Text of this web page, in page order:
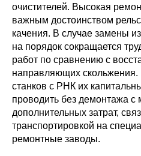
очистителей. Высокая
важным достоинством
качения. В случае замены
на порядок сокращается
работ по сравнению с
направляющих скольжения.
станков с РНК их
проводить без демонтажа с
дополнительных затрат,
транспортировкой на
ремонтные заводы.